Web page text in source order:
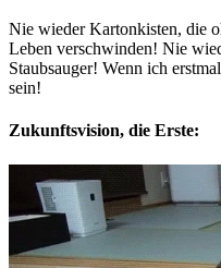
Nie wieder Kartonkisten, die
Leben verschwinden! Nie
Staubsauger! Wenn ich
sein!
Zukunftsvision, die Erste: